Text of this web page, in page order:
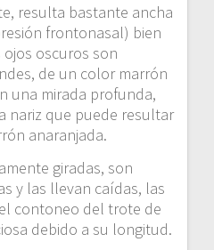
resulta bastante ancha
frontonasal) bien
ojos oscuros son
de un color marrón
una mirada profunda,
nariz que puede resultar
anaranjada.
giradas, son
y las llevan caídas, las
contoneo del trote de
debido a su longitud.